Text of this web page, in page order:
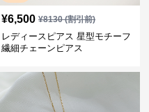
¥6,500 ¥8130(割引前)
レディースピアス 星型モチーフ
繊細チェーンピアス